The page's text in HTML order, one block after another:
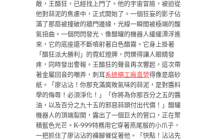
敵，王醋狂，已經找上門了。他的宇宙冒險，被迫從
他對蒜泥的焦慮中，正式開始了。一個狂妄的影子佔
滿了那扇被撞破的牆門邊緣，光線一瞬間被極端的酸
氣扭曲。一個閃閃發光、像醋罐的機器人緩緩漂浮進
來，它的底座還不斷噴射著白色醋霧。它身上掛著
「醋狂派大勝利」的霓虹燈牌，閃爍得讓人眼睛發
疼，同時發出警報。王醋狂的聲音再次響起，這次帶
著金屬回音的嘲弄，刺耳系統櫃工廠直營得像是磨砂
紙。「廖沾沾！你那充滿腐敗氣味的蒜泥，是對醬料
學的侮辱！必須淨化！」「你將為你那百分之五的醬
油，以及百分之九十五的邪惡蒜頭付出代價！」醋罐
機器人的頂端裂開，露出了一個巨大的管口，正在聚
積藍色光芒。K-999特務用它穿著燕尾服的小爪子，
一把抓住了廖沾沾的褲腳催促著他。「快點！沾沾先